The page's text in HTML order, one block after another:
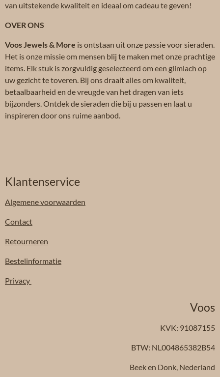
van uitstekende kwaliteit en ideaal om cadeau te geven!
OVER ONS
Voos Jewels & More is ontstaan uit onze passie voor sieraden.
Het is onze missie om mensen blij te maken met onze prachtige
items. Elk stuk is zorgvuldig geselecteerd om een glimlach op
uw gezicht te toveren. Bij ons draait alles om kwaliteit,
betaalbaarheid en de vreugde van het dragen van iets
bijzonders. Ontdek de sieraden die bij u passen en laat u
inspireren door ons ruime aanbod.
Klantenservice
Algemenevoorwaarden
Contact
Retourneren
Bestelinformatie
Privacy
Voos
KVK: 91087155
BTW: NL004865382B54
Beek en Donk, Nederland